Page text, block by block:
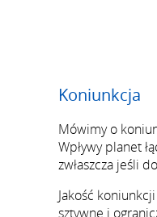
Koniunkcja
Mówimy o
Wpływy planet
zwłaszcza jeśli
Jakość
sztywne i